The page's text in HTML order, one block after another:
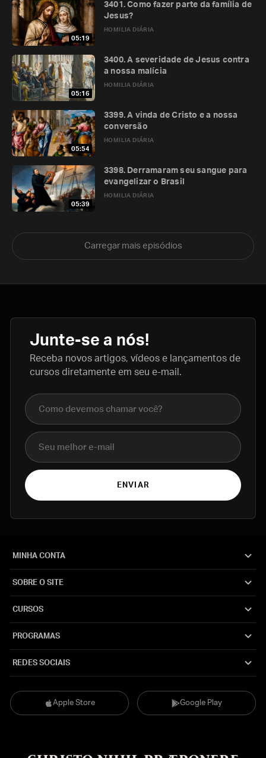
05:19
HOMILIA DIÁRIA
3401. Como fazer parte da família de
Jesus?
05:16
HOMILIA DIÁRIA
3400. A severidade de Jesus contra
a nossa malícia
05:54
HOMILIA DIÁRIA
3399. A vinda de Cristo e a nossa
conversão
05:39
HOMILIA DIÁRIA
3398. Derramaram seu sangue para
evangelizar o Brasil
Carregar mais episódios
Junte-se a nós!
Receba novos artigos, vídeos e lançamentos de
cursos diretamente em seu e-mail.
Nome completo
E-mail
ENVIAR
Apple Store Google Play
MINHA CONTA
SOBRE O SITE
CURSOS
PROGRAMAS
REDES SOCIAIS